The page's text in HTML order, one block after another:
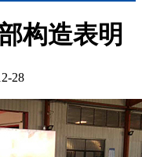
构造表明
28